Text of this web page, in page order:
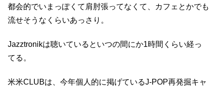
都会的でいまっぽくて肩肘張ってなくて、カフェとかでも
流せそうなくらいあっさり。
Jazztronikは聴いているといつの間にか1時間くらい経っ
てる。
米米CLUBは、今年個人的に掲げているJ-POP再発掘キャ